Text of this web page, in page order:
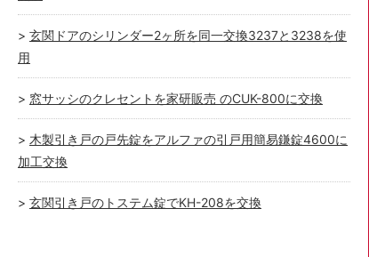
玄関ドアのシリンダー2ヶ所を同一交換3237と3238を使
用
窓サッシのクレセントを家研販売 のCUK-800に交換
木製引き戸の戸先錠をアルファの引戸用簡易鎌錠4600に
加工交換
玄関引き戸のトステム錠でKH-208を交換